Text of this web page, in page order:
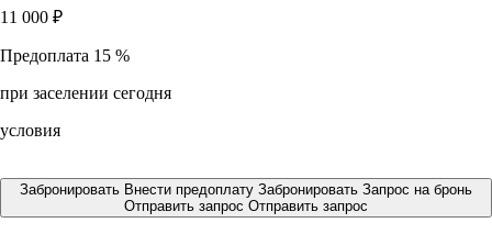
11 000 ₽
Предоплата 15 %
при заселении сегодня
условия
Забронировать Внести предоплату Забронировать Запрос на бронь
Отправить запрос Отправить запрос